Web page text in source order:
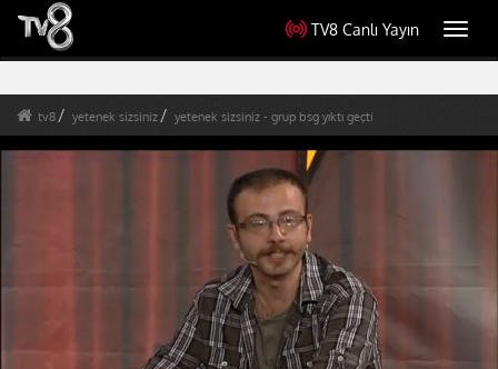
TV8 Canlı Yayın
tv8 yetenek sizsiniz yetenek sizsiniz - grup bsg yıktı geçti